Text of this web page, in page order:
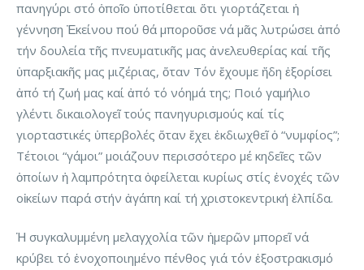
πανηγύρι στό ὁποῖο ὑποτίθεται ὅτι γιορτάζεται ἡ
γέννηση Ἐκείνου πού θά μποροῦσε νά μᾶς λυτρώσει ἀπό
τήν δουλεία τῆς πνευματικῆς μας ἀνελευθερίας καί τῆς
ὑπαρξιακῆς μας μιζέριας, ὅταν Τόν ἔχουμε ἤδη ἐξορίσει
ἀπό τή ζωή μας καί ἀπό τό νόημά της; Ποιό γαμήλιο
γλέντι δικαιολογεῖ τούς πανηγυρισμούς καί τίς
γιορταστικές ὑπερβολές ὅταν ἔχει ἐκδιωχθεῖ ὁ “νυμφίος”;
Τέτοιοι “γάμοι” μοιάζουν περισσότερο μέ κηδεῖες τῶν
ὁποίων ἡ λαμπρότητα ὀφείλεται κυρίως στίς ἐνοχές τῶν
οἰκείων παρά στήν ἀγάπη καί τή χριστοκεντρική ἐλπίδα.
Ἡ συγκαλυμμένη μελαγχολία τῶν ἡμερῶν μπορεῖ νά
κρύβει τό ἐνοχοποιημένο πένθος γιά τόν ἐξοστρακισμό